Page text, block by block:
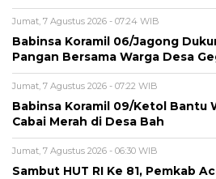
Jumat, 7 Agustus 2026 - 07:24 WIB
‎Babinsa Koramil 06/Jagong
Pangan Bersama Warga Desa
Jumat, 7 Agustus 2026 - 07:22 WIB
‎Babinsa Koramil 09/Ketol Bantu
Cabai Merah di Desa Bah
Jumat, 7 Agustus 2026 - 06:30 WIB
Sambut HUT RI Ke 81, Pemkab